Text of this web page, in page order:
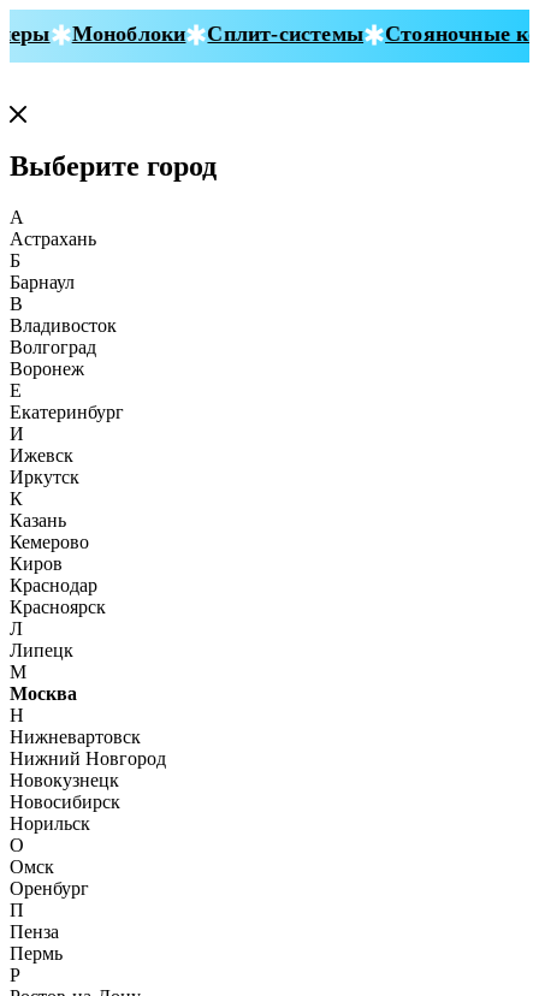
Моноблоки Сплит-системы Стояночные
Выберите город
А
Астрахань
Б
Барнаул
В
Владивосток
Волгоград
Воронеж
Е
Екатеринбург
И
Ижевск
Иркутск
К
Казань
Кемерово
Киров
Краснодар
Красноярск
Л
Липецк
М
Москва
Н
Нижневартовск
Нижний Новгород
Новокузнецк
Новосибирск
Норильск
О
Омск
Оренбург
П
Пенза
Пермь
Р